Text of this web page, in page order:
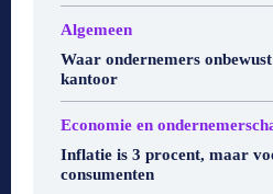
Algemeen
Waar ondernemers
kantoor
Economie en
Inflatie is 3 procent, maar
consumenten